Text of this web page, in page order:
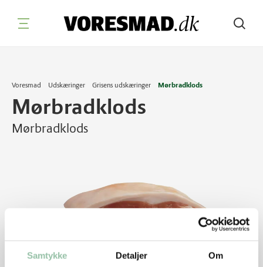
Samtykke Detaljer Om
Søg
Voresmad Udskæringer Grisens udskæringer Mørbradklods
Mørbradklods
Mørbradklods